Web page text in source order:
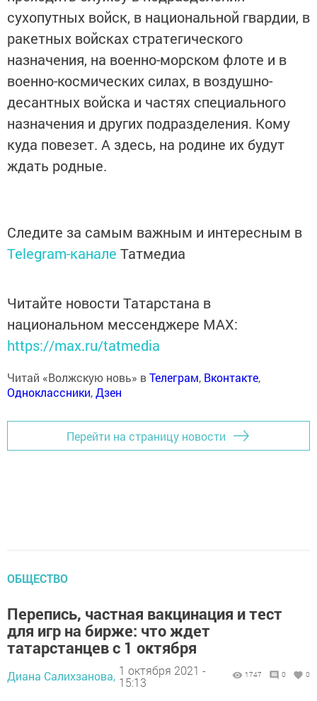
сухопутных войск, в национальной гвардии, в
ракетных войсках стратегического
назначения, на военно-морском флоте и в
военно-космических силах, в воздушно-
десантных войска и частях специального
назначения и других подразделения. Кому
куда повезет. А здесь, на родине их будут
ждать родные.
Следите за самым важным и интересным в
Telegram-канале Татмедиа
Читайте новости Татарстана в
национальном мессенджере MАХ:
https://max.ru/tatmedia
Читай «Волжскую новь» вТелеграм, Вконтакте,
Одноклассники,Дзен
Перейти на страницу новости
ОБЩЕСТВО
Перепись, частная вакцинация и тест
для игр на бирже: что ждет
татарстанцев с 1 октября
Диана Салихзанова, 1 октября 2021 -
15:13
1747 0 0